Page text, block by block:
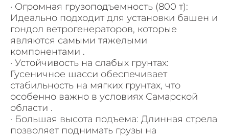
· Огромная грузоподъемность (800 т):
Идеально подходит для установки башен и
гондол ветрогенераторов, которые
являются самыми тяжелыми
компонентами .
· Устойчивость на слабых грунтах:
Гусеничное шасси обеспечивает
стабильность на мягких грунтах, что
особенно важно в условиях Самарской
области .
· Большая высота подъема: Длинная стрела
позволяет поднимать грузы на